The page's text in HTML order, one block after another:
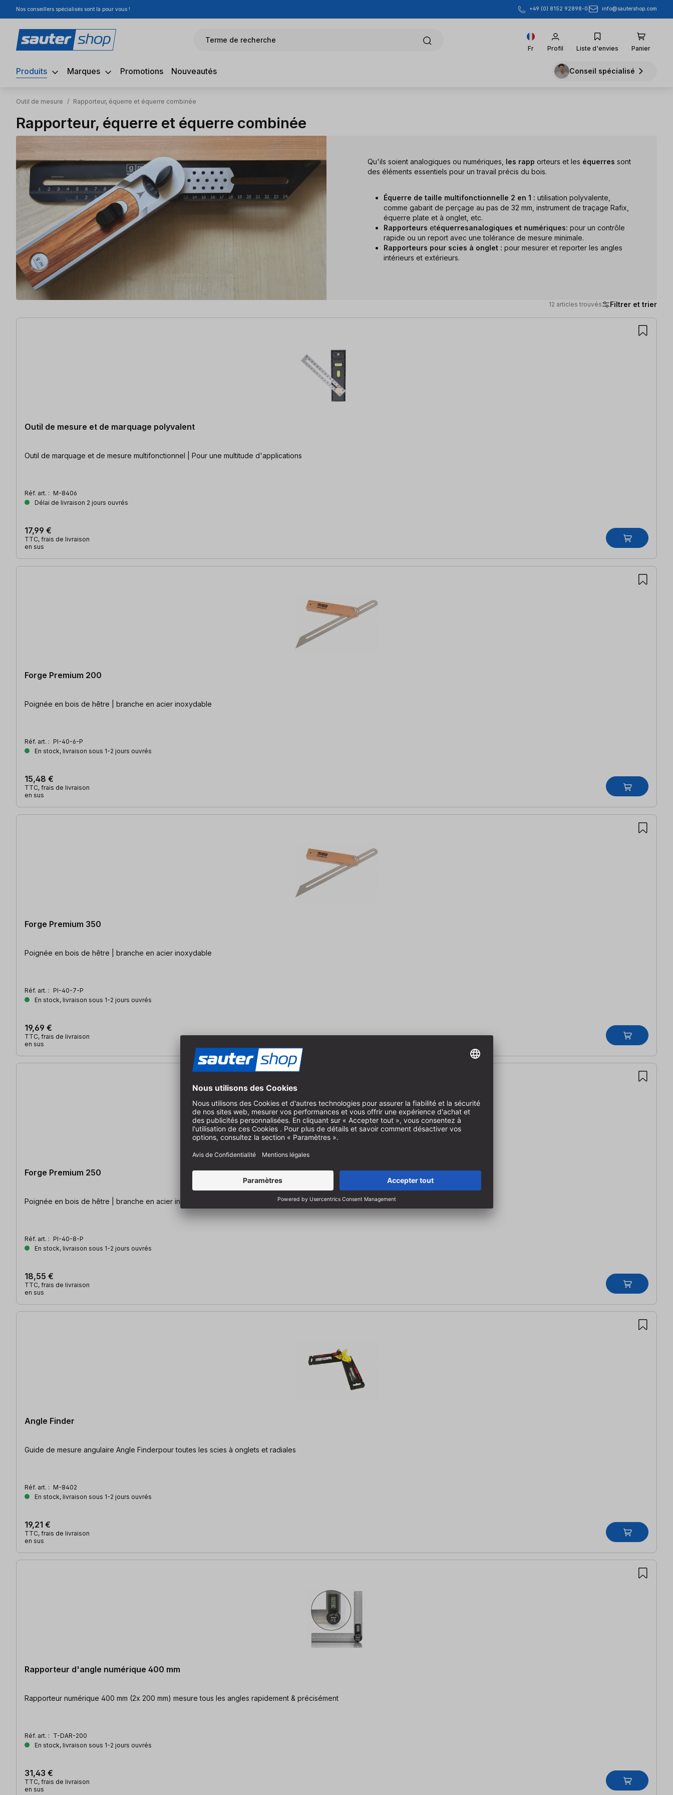
au contenu principal
Passer à la recherche
Passer à la navigation principale
Nos conseillers spécialisés sont là pour vous ! +49 (0) 8152 92898-0 info@sautershop.com
Terme de recherche
Fr Profil Liste d'envies Panier
Produits Marques Promotions Nouveautés Conseil spécialisé
Outil de mesure / Rapporteur, équerre et équerre combinée
Rapporteur, équerre et équerre combinée
Qu'ils soient analogiques ou numériques, les rapp orteurs et les équerres sont
des éléments essentiels pour un travail précis du bois.
Équerre de taille multifonctionnelle 2 en 1 : utilisation polyvalente,
comme gabarit de perçage au pas de 32 mm, instrument de traçage Rafix,
équerre plate et à onglet, etc.
Rapporteurs etéquerresanalogiques et numériques: pour un contrôle
rapide ou un report avec une tolérance de mesure minimale.
Rapporteurs pour scies à onglet : pour mesurer et reporter les angles
intérieurs et extérieurs.
12 articles trouvés Filtrer et trier
12 articles trouvés
Outil de mesure et de marquage polyvalent
Outil de marquage et de mesure multifonctionnel | Pour une multitude d'applications
Réf. art. : M-8406
Délai de livraison 2 jours ouvrés
17,99 €
TTC, frais de livraison
en sus
Forge Premium 200
Poignée en bois de hêtre | branche en acier inoxydable
Réf. art. : PI-40-6-P
En stock, livraison sous 1-2 jours ouvrés
15,48 €
TTC, frais de livraison
en sus
Forge Premium 350
Poignée en bois de hêtre | branche en acier inoxydable
Réf. art. : PI-40-7-P
En stock, livraison sous 1-2 jours ouvrés
19,69 €
TTC, frais de livraison
en sus
Forge Premium 250
Poignée en bois de hêtre | branche en acier inoxydable
Réf. art. : PI-40-8-P
En stock, livraison sous 1-2 jours ouvrés
18,55 €
TTC, frais de livraison
en sus
Angle Finder
Guide de mesure angulaire Angle Finderpour toutes les scies à onglets et radiales
Réf. art. : M-8402
En stock, livraison sous 1-2 jours ouvrés
19,21 €
TTC, frais de livraison
en sus
Rapporteur d'angle numérique 400 mm
Rapporteur numérique 400 mm (2x 200 mm) mesure tous les angles rapidement & précisément
Réf. art. : T-DAR-200
En stock, livraison sous 1-2 jours ouvrés
31,43 €
TTC, frais de livraison
en sus